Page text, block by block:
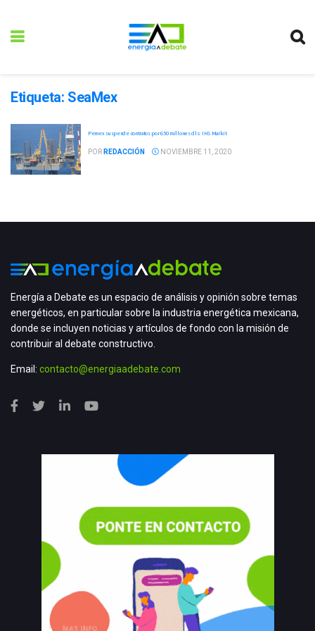
Etiqueta: SeaMex
Pemex suspende contratos por 650 millones dls: IHS Markit
POR REDACCIÓN NOVIEMBRE 11, 2020
Energía a Debate es un espacio de análisis y opinión sobre temas
energéticos, en particular sobre la industria energética mexicana,
donde se incluyen noticias y artículos de fondo con la misión de
contribuir al debate constructivo.
Email: contacto@energiaadebate.com